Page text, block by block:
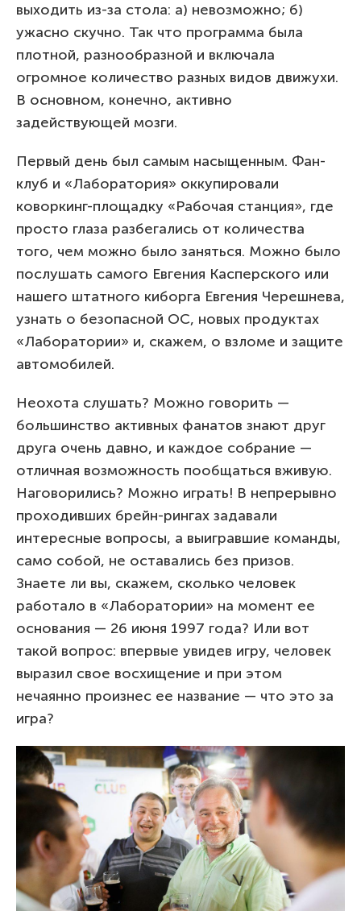
выходить из-за стола: а) невозможно; б)
ужасно скучно. Так что программа была
плотной, разнообразной и включала
огромное количество разных видов движухи.
В основном, конечно, активно
задействующей мозги.
Первый день был самым насыщенным. Фан-
клуб и «Лаборатория» оккупировали
коворкинг-площадку «Рабочая станция», где
просто глаза разбегались от количества
того, чем можно было заняться. Можно было
послушать самого Евгения Касперского или
нашего штатного киборга Евгения Черешнева,
узнать о безопасной ОС, новых продуктах
«Лаборатории» и, скажем, о взломе и защите
автомобилей.
Неохота слушать? Можно говорить —
большинство активных фанатов знают друг
друга очень давно, и каждое собрание —
отличная возможность пообщаться вживую.
Наговорились? Можно играть! В непрерывно
проходивших брейн-рингах задавали
интересные вопросы, а выигравшие команды,
само собой, не оставались без призов.
Знаете ли вы, скажем, сколько человек
работало в «Лаборатории» на момент ее
основания — 26 июня 1997 года? Или вот
такой вопрос: впервые увидев игру, человек
выразил свое восхищение и при этом
нечаянно произнес ее название — что это за
игра?